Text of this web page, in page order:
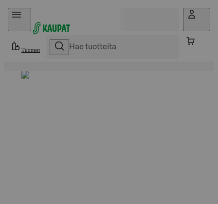
Hyppää sisältöön
Tuotteet